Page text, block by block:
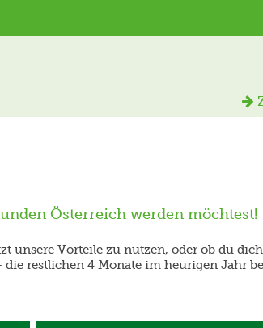
Österreich werden möchtest!
unsere Vorteile zu nutzen, oder ob du
restlichen 4 Monate im heurigen Jahr